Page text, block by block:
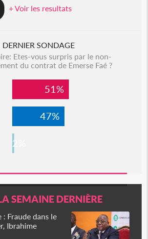
+ Voir les resultats
DERNIER SONDAGE
Etes-vous surpris par le non-
du contrat de Emerse Faé ?
51%
47%
2%
SEMAINE DERNIÈRE
Fraude dans le
Ibrahime